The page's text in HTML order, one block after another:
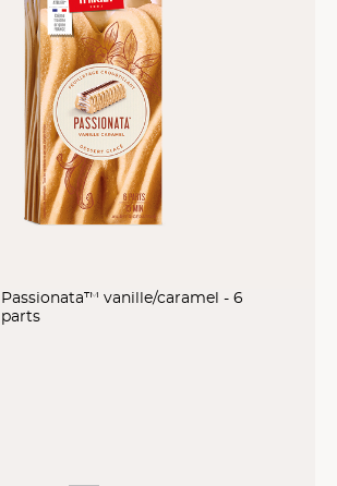
Passionata™ vanille/caramel - 6
parts